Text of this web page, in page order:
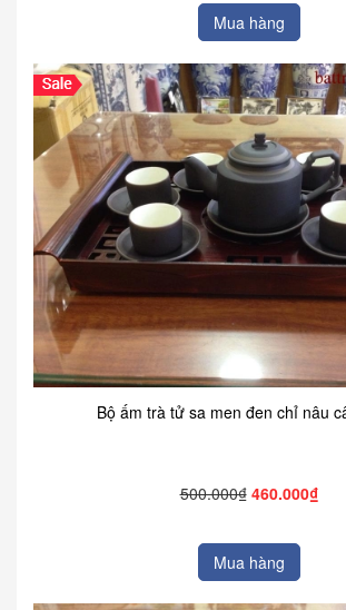
Mua hàng
Bộ ấm trà tử sa men đen chỉ nâu
500.000₫ 460.000₫
Mua hàng